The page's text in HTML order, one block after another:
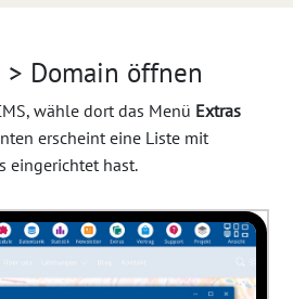
Domain öffnen
wähle dort das Menü Extras
erscheint eine Liste mit
eingerichtet hast.